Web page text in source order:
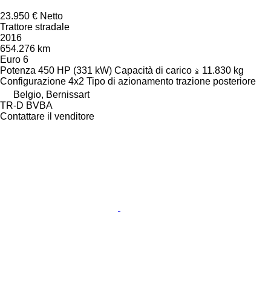
23.950 € Netto
Trattore stradale
2016
654.276 km
Euro 6
Potenza 450 HP (331 kW) Capacità di carico
11.830 kg
Configurazione 4x2 Tipo di azionamento trazione posteriore
Belgio, Bernissart
TR-D BVBA
Contattare il venditore